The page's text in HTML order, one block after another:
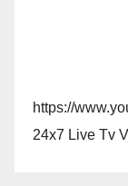
https://
24x7 Live Tv